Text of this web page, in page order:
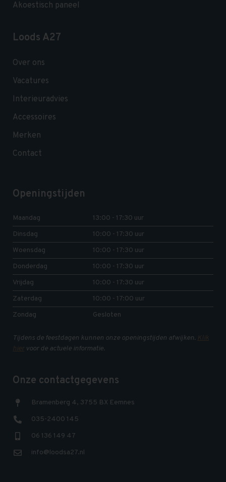
Akoestisch paneel
Loods A27
Over ons
Vacatures
Interieuradvies
Accessoires
Merken
Contact
Openingstijden
Maandag
13:00 - 17:30 uur
Dinsdag
10:00 - 17:30 uur
Woensdag
10:00 - 17:30 uur
Donderdag
10:00 - 17:30 uur
Vrijdag
10:00 - 17:30 uur
Zaterdag
10:00 - 17:00 uur
Zondag
Gesloten
Tijdens de feestdagen kunnen onze openingstijden afwijken. Klik
hiervoor de actuele informatie.
Onze contactgegevens
Bramenberg 4, 3755 BX Eemnes
035-2400 145
06 136 149 47
info@loodsa27.nl